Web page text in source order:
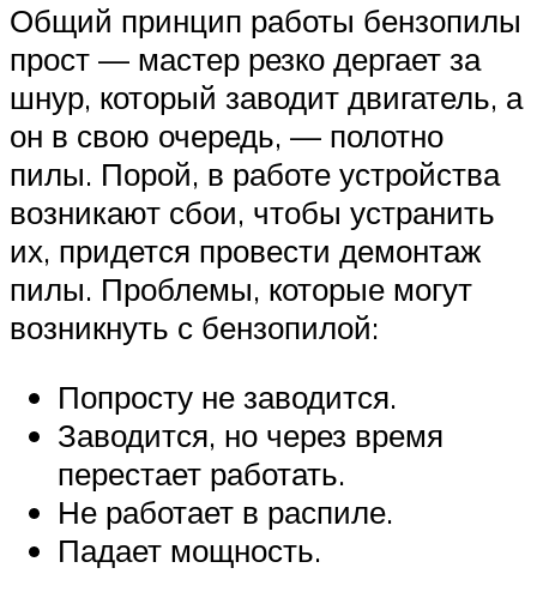
Общий принцип работы бензопилы
прост — мастер резко дергает за
шнур, который заводит двигатель, а
он в свою очередь, — полотно
пилы. Порой, в работе устройства
возникают сбои, чтобы устранить
их, придется провести демонтаж
пилы. Проблемы, которые могут
возникнуть с бензопилой:
Попросту не заводится.
Заводится, но через время
перестает работать.
Не работает в распиле.
Падает мощность.